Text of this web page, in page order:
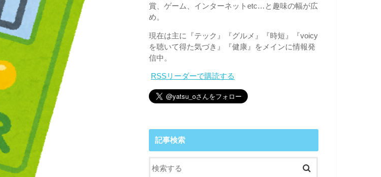
賞、ゲーム、インターネットetc…と趣味の幅が広
め。
現在は主に『テック』『グルメ』『時短』『voicy
を聴いて得た気づき』『健康』をメインに情報発
信中。
RSSリーダーで購読する
記事検索